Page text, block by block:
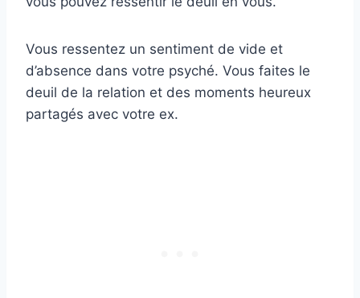
Vous ressentez un sentiment de vide et
d’absence dans votre psyché. Vous faites le
deuil de la relation et des moments heureux
partagés avec votre ex.